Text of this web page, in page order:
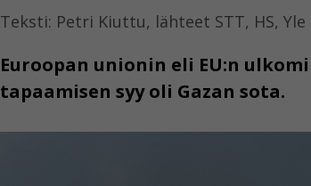
Teksti: Petri Kiuttu, lähteet STT, HS, Yle
Euroopan unionin eli EU:n
tapaamisen syy oli Gazan sota.